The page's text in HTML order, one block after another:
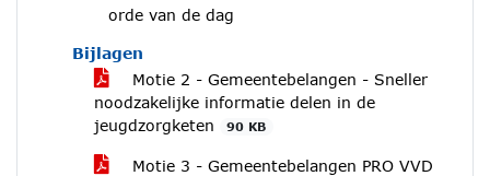
orde van de dag
Bijlagen
Motie 2 - Gemeentebelangen - Sneller
noodzakelijke informatie delen in de
jeugdzorgketen
90 KB
Motie 3 - Gemeentebelangen PRO VVD